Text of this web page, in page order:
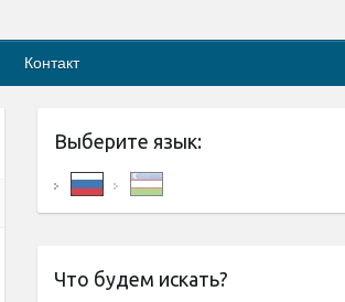
Контакт
Выберите язык:
Что будем искать?